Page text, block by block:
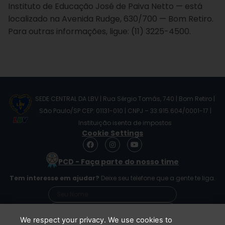
Instituto de Educação José de Paiva Netto — está
localizado na Avenida Rudge, 630/700 — Bom Retiro.
Para outras informações, ligue: (11) 3225-4500.
SEDE CENTRAL DA LBV | Rua Sérgio Tomás, 740 | Bom Retiro |
São Paulo/SP CEP: 01131-010 | CNPJ – 33.915.604/0001-17 |
Instituição isenta de impostos
Cookie Settings
F
a
e
o
o
I
n
s
t
g
r
m
Y
o
t
b
e
PCD - Faça parte do nosso time
Tem interesse em ajudar? Deixe seu telefone que a gente te liga.
We respect your privacy. We use cookies to